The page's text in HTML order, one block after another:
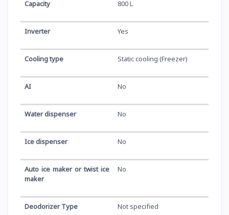
Capacity 800 L
Inverter Yes
Cooling type Static cooling (Freezer)
AI No
Water dispenser No
Ice dispenser No
Auto ice maker or twist ice
maker
No
Deodorizer Type Not specified